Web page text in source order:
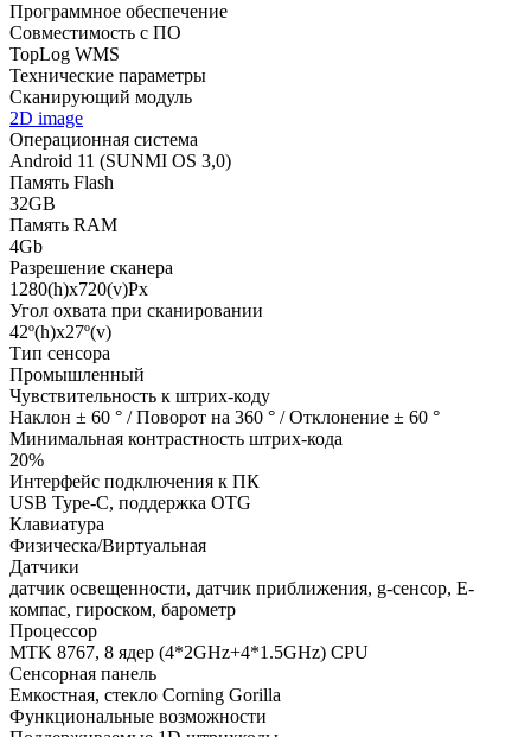
Программное обеспечение
Совместимость с ПО
TopLog WMS
Технические параметры
Сканирующий модуль
2D image
Операционная система
Android 11 (SUNMI OS 3,0)
Память Flash
32GB
Память RAM
4Gb
Разрешение сканера
1280(h)х720(v)Px
Угол охвата при сканировании
42º(h)x27º(v)
Тип сенсора
Промышленный
Чувствительность к штрих-коду
Наклон ± 60 ° / Поворот на 360 ° / Отклонение ± 60 °
Минимальная контрастность штрих-кода
20%
Интерфейс подключения к ПК
USB Type-C, поддержка OTG
Клавиатура
Физическа/Виртуальная
Датчики
датчик освещенности, датчик приближения, g-сенсор, Е-
компас, гироском, барометр
Процессор
MTK 8767, 8 ядер (4*2GHz+4*1.5GHz) CPU
Сенсорная панель
Емкостная, стекло Corning Gorilla
Функциональные возможности